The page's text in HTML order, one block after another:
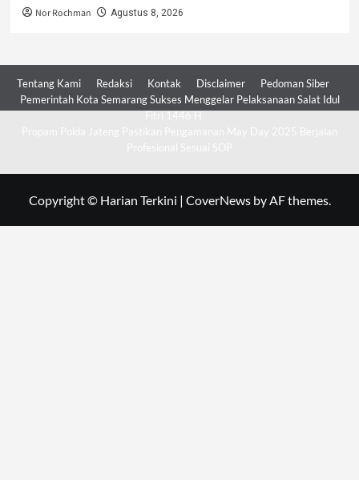
Nor Rochman Agustus 8, 2026
Tentang Kami Redaksi Kontak Disclaimer
Pedoman Siber
Pemerintah Kota Semarang Sukses Menggelar Pelaksanaan Salat Idul
Copyright © Harian Terkini | CoverNewsby AF themes.